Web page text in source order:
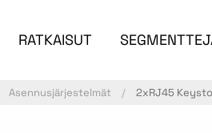
RATKAISUT
Asennusjärjestelmät 2xRJ45